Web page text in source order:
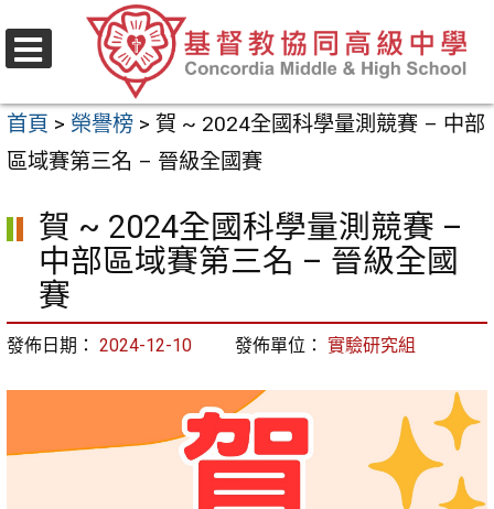
至
要
內
區
首頁 > 榮譽榜 > 賀 ~ 2024全國科學量測競賽 – 中部
區域賽第三名 – 晉級全國賽
賀 ~ 2024全國科學量測競賽 –
中部區域賽第三名 – 晉級全國
賽
發佈日期： 2024-12-10 發佈單位： 實驗研究組
選
單